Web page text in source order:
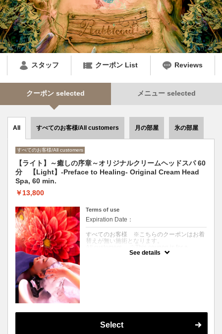
スタッフ クーポン List Reviews
クーポン selected メニュー selected
All すべてのお客様/All customers 月の部屋 氷の部屋
すべてのお客様/All customers
【ライト】～癒しの序章～オリジナルクリームヘッドスパ 60
分 【Light】-Preface to Healing- Original Cream Head
Spa, 60 min.
￥13,800
Terms of use
Expiration Date：
すべてのお客様 ※こちらのクーポンはお着
替えが無い施術となります。
treatment without a change of clothes.
used to slowly massage the scalp, followed
by a firm acupressure massage of the neck,
See details
Select